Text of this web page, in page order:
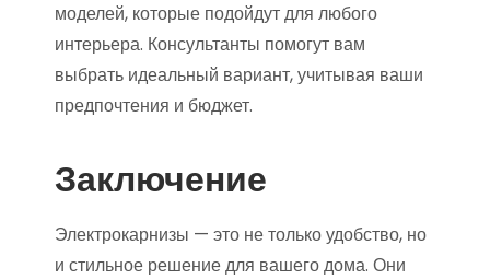
моделей, которые подойдут для любого
интерьера. Консультанты помогут вам
выбрать идеальный вариант, учитывая ваши
предпочтения и бюджет.
Заключение
Электрокарнизы — это не только удобство, но
и стильное решение для вашего дома. Они